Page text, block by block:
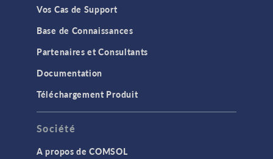
Vos Cas de Support
Base de Connaissances
Partenaires et Consultants
Documentation
Téléchargement Produit
Société
A propos de COMSOL